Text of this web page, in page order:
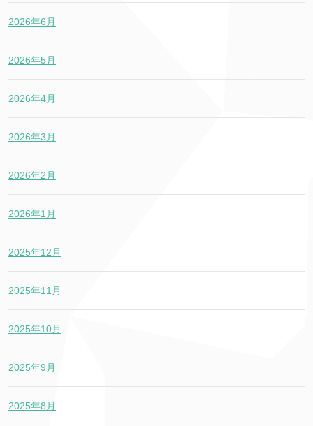
2026年6月
2026年5月
2026年4月
2026年3月
2026年2月
2026年1月
2025年12月
2025年11月
2025年10月
2025年9月
2025年8月